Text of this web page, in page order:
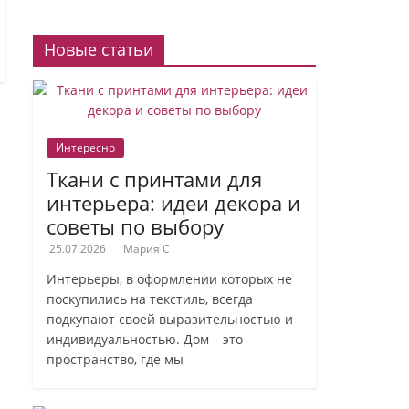
Новые статьи
Интересно
Ткани с принтами для
интерьера: идеи декора и
советы по выбору
25.07.2026 Мария С
Интерьеры, в оформлении которых не
поскупились на текстиль, всегда
подкупают своей выразительностью и
индивидуальностью. Дом – это
пространство, где мы